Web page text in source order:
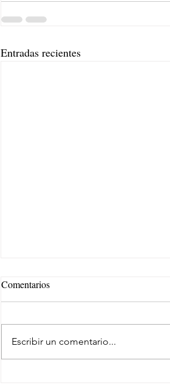
Entradas recientes
Comentarios
Escribir un comentario...